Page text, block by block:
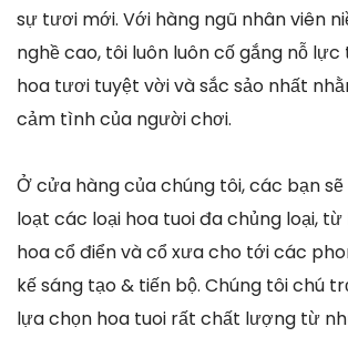
sự tươi mới. Với hàng ngũ nhân viên
nghề cao, tôi luôn luôn cố gắng nỗ
hoa tươi tuyệt vời và sắc sảo nhất
cảm tình của người chơi.
Ở cửa hàng của chúng tôi, các bạn
loạt các loại hoa tuoi đa chủng loại,
hoa cổ điển và cổ xưa cho tới các
kế sáng tạo & tiến bộ. Chúng tôi chú
lựa chọn hoa tuoi rất chất lượng từ